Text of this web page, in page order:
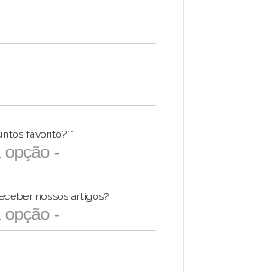
favorito?**
nossos artigos?